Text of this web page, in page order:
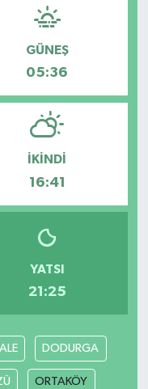
GÜNEŞ
05:36
İKINDI
16:41
YATSI
21:25
DODURGA
ORTAKÖY